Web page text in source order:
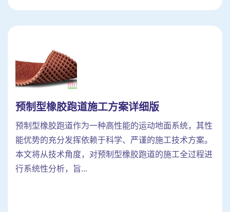
预制型橡胶跑道施工方案详细版
预制型橡胶跑道作为一种高性能的运动地面系统，其性
能优势的充分发挥依赖于科学、严谨的施工技术方案。
本文将从技术角度，对预制型橡胶跑道的施工全过程进
行系统性分析，旨...